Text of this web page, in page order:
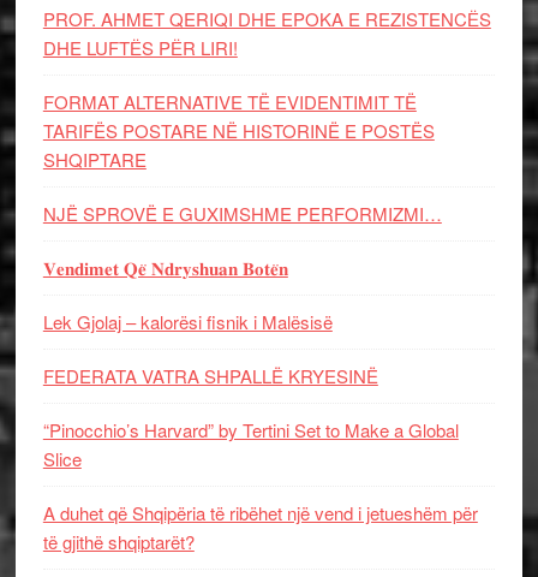
PROF. AHMET QERIQI DHE EPOKA E REZISTENCЁS
DHE LUFTЁS PЁR LIRI!
FORMAT ALTERNATIVE TË EVIDENTIMIT TË
TARIFËS POSTARE NË HISTORINË E POSTËS
SHQIPTARE
NJË SPROVË E GUXIMSHME PERFORMIZMI…
𝐕𝐞𝐧𝐝𝐢𝐦𝐞𝐭 𝐐𝐞̈ 𝐍𝐝𝐫𝐲𝐬𝐡𝐮𝐚𝐧 𝐁𝐨𝐭𝐞̈𝐧
Lek Gjolaj – kalorësi fisnik i Malësisë
FEDERATA VATRA SHPALLË KRYESINË
“Pinocchio’s Harvard” by Tertini Set to Make a Global
Slice
A duhet që Shqipëria të ribëhet një vend i jetueshëm për
të gjithë shqiptarët?